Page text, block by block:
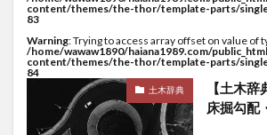
content/themes/the-thor/template-parts/
83
Warning: Trying to access array offset on value of
/home/wawaw1890/haiana1989.com/
content/themes/the-thor/template-parts/
84
土木辞典
【土木辞
床掘勾配